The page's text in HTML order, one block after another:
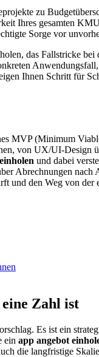
zu
Ihres gesamten
Sorge vor
das Fallstricke
Ihnen Schritt für
MVP (Minimum
von UX/UI-
und dabei
Abrechnungen
und den Weg von der
Zahl ist
Es ist ein
ein app angebot
die langfristige